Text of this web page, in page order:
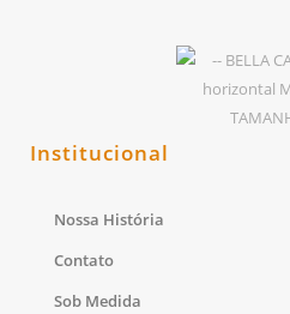
Institucional
Nossa História
Contato
Sob Medida